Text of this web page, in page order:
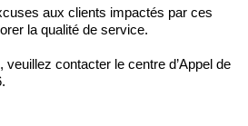
aux clients impactés par ces
la qualité de service.
contacter le centre d’Appel de